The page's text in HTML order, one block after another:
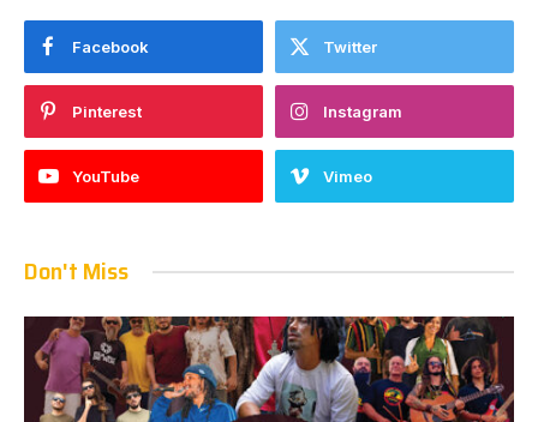
Facebook Twitter
Pinterest Instagram
YouTube Vimeo
Don't Miss